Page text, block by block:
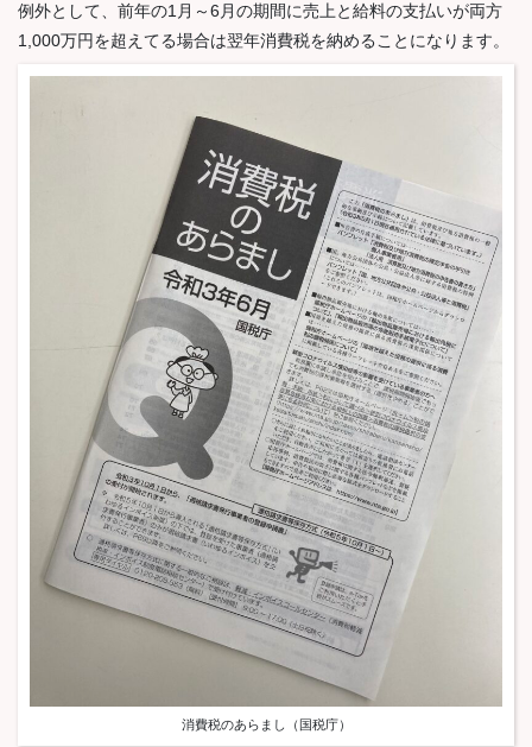
例外として、前年の1月～6月の期間に売上と給料の支払いが両方
1,000万円を超えてる場合は翌年消費税を納めることになります。
消費税のあらまし（国税庁）